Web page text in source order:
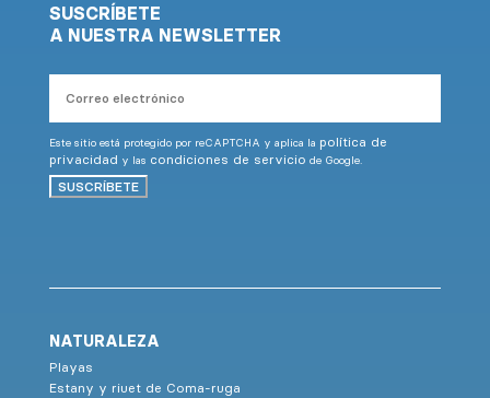
SUSCRÍBETE
A NUESTRA NEWSLETTER
electrónico
Este sitio está protegido por reCAPTCHA y aplica la política de
privacidad y las condiciones de servicio de Google.
SUSCRÍBETE
NATURALEZA
Playas
Estany y riuet de Coma-ruga